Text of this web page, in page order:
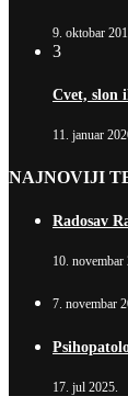
9. oktobar
3
Cvet, slon
11. januar
NAJNOVIJI
Radosav
10. novembar
7. novembar
17. jul 2025.